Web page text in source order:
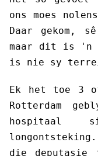
ons moes
Daar gekom,
maar dit is
is nie sy
Ek het toe 3
Rotterdam
hospitaal
die deputasie